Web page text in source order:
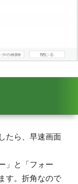
たら、早速画面
」と「フォー
す。折角なので